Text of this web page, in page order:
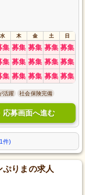
水 木 金 土 日
集 募集 募集 募集 募集
集 募集 募集 募集 募集
集 募集 募集 募集 募集
活躍 社会保険完備
応募画面へ進む
件)
りまの求人